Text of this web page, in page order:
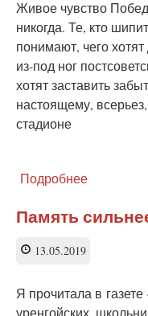
Живое чувство
никогда. Те, кто
понимают, чего
из-под ног
хотят заставить
настоящему,
стадионе
Подробнее
памяти
Память
13.05.2019
Я прочитала в
уренгойских